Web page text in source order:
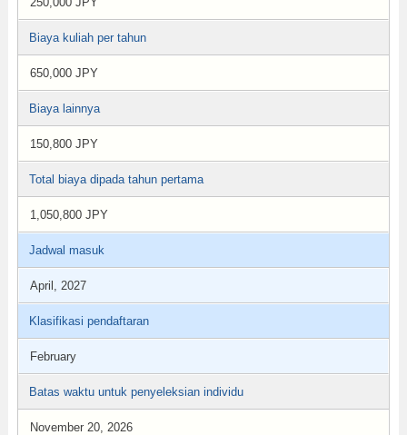
Biaya kuliah per tahun
650,000 JPY
Biaya lainnya
150,800 JPY
Total biaya dipada tahun pertama
1,050,800 JPY
Jadwal masuk
April, 2027
Klasifikasi pendaftaran
February
Batas waktu untuk penyeleksian individu
November 20, 2026